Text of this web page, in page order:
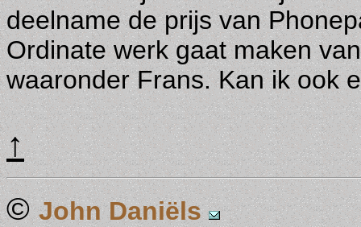
deelname de prijs van
Ordinate werk gaat maken
waaronder Frans. Kan ik ook
↑
©John Daniëls